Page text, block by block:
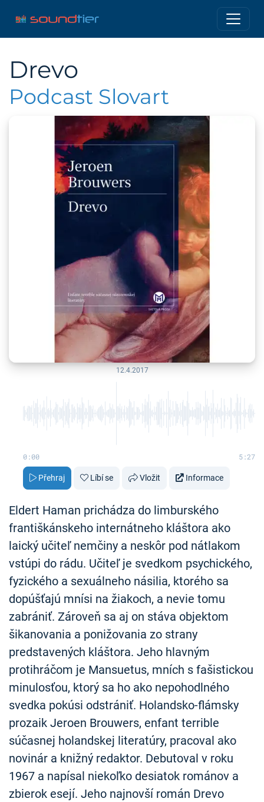
Drevo
Podcast Slovart
12.4.2017
0:00 5:27
Přehraj Líbí se Vložit Informace
Eldert Haman prichádza do limburského
františkánskeho internátneho kláštora ako
laický učiteľ nemčiny a neskôr pod nátlakom
vstúpi do rádu. Učiteľ je svedkom psychického,
fyzického a sexuálneho násilia, ktorého sa
dopúšťajú mnísi na žiakoch, a nevie tomu
zabrániť. Zároveň sa aj on stáva objektom
šikanovania a ponižovania zo strany
predstavených kláštora. Jeho hlavným
protihráčom je Mansuetus, mních s fašistickou
minulosťou, ktorý sa ho ako nepohodlného
svedka pokúsi odstrániť. Holandsko-flámsky
prozaik Jeroen Brouwers, enfant terrible
súčasnej holandskej literatúry, pracoval ako
novinár a knižný redaktor. Debutoval v roku
1967 a napísal niekoľko desiatok románov a
zbierok esejí. Jeho najnovší román Drevo